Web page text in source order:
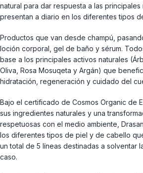
natural para dar respuesta a las
presentan a diario en los diferentes tipos
Productos que van desde champú,
loción corporal, gel de baño y sérum.
base a los principales activos naturales
Oliva, Rosa Mosuqeta y Argán) que
hidratación, regeneración y cuidado del
Bajo el certificado de Cosmos Organic de
sus ingredientes naturales y una
respetuosas con el medio ambiente,
los diferentes tipos de piel y de cabello
un total de 5 líneas destinadas a solventar
caso.